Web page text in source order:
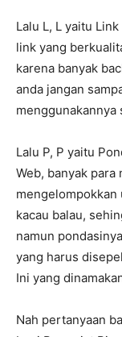
Lalu L, L yaitu
link yang
karena banyak
anda jangan
menggunakannya
Lalu P, P yaitu
Web, banyak
mengelompokkan
kacau balau,
namun
yang harus
Ini yang
Nah pertanyaan